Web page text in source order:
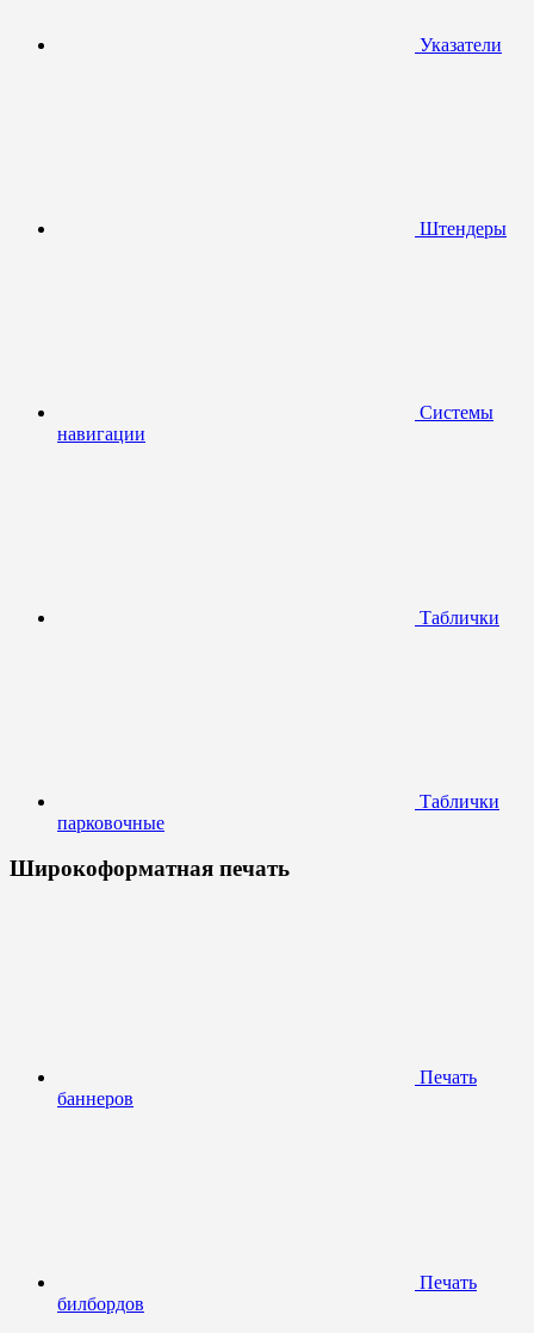
Указатели
Штендеры
Системы
навигации
Таблички
Таблички
парковочные
Широкоформатная печать
Печать
баннеров
Печать
билбордов